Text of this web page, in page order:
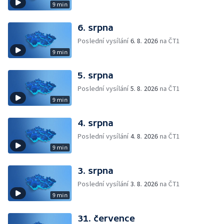
9 min
9 min
6. srpna
Poslední vysílání6. 8. 2026 na ČT1
9 min
5. srpna
Poslední vysílání5. 8. 2026 na ČT1
9 min
4. srpna
Poslední vysílání4. 8. 2026 na ČT1
9 min
3. srpna
Poslední vysílání3. 8. 2026 na ČT1
31. července